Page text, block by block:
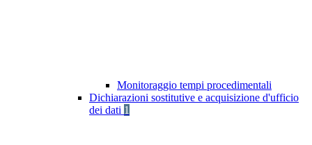
Monitoraggio tempi procedimentali
Dichiarazioni sostitutive e acquisizione d'ufficio
dei dati 1